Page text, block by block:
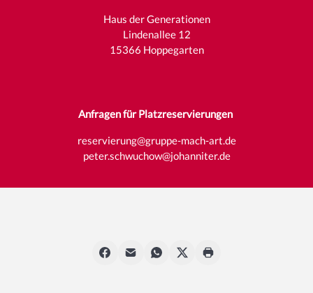
Haus der Generationen
Lindenallee 12
15366 Hoppegarten
Anfragen für Platzreservierungen
reservierung@gruppe-mach-art.de
peter.schwuchow@johanniter.de